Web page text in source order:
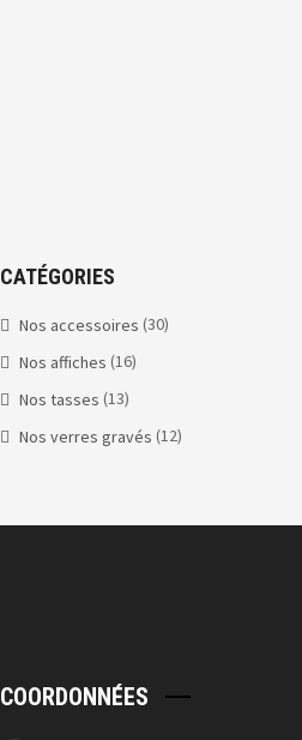
CATÉGORIES
Nos accessoires (30)
Nos affiches (16)
Nos tasses (13)
Nos verres gravés (12)
COORDONNÉES